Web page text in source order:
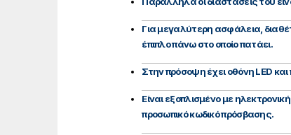
Για μεγαλύτερη ασφάλεια,
έπιπλο πάνω στο οποίο πατάει.
Στην πρόσοψη έχει οθόνη LED
Είναι εξοπλισμένο με
προσωπικό κωδικό πρόσβασης.